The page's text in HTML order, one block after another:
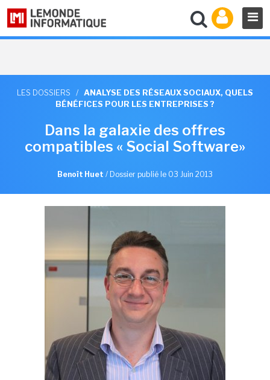
LES DOSSIERS / ANALYSE DES RÉSEAUX SOCIAUX, QUELS
BÉNÉFICES POUR LES ENTREPRISES ?
Dans la galaxie des offres
compatibles « Social Software»
Benoît Huet / Dossier publié le 03 Juin 2013